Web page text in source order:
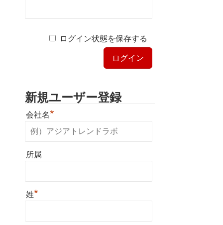
ログイン状態を保存する
新規ユーザー登録
会社名*
所属
姓*